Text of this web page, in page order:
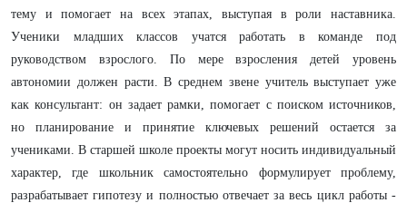
тему и помогает на всех этапах, выступая в роли наставника.
Ученики младших классов учатся работать в команде под
руководством взрослого. По мере взросления детей уровень
автономии должен расти. В среднем звене учитель выступает уже
как консультант: он задает рамки, помогает с поиском источников,
но планирование и принятие ключевых решений остается за
учениками. В старшей школе проекты могут носить индивидуальный
характер, где школьник самостоятельно формулирует проблему,
разрабатывает гипотезу и полностью отвечает за весь цикл работы -